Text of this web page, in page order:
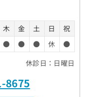
木 金 土 日
祝
● ● ● 休
●
休診日：日曜日
8675